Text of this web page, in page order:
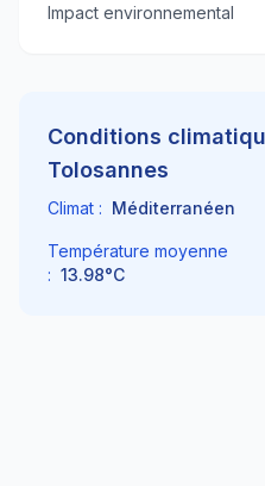
Impact environnemental
Conditions
Tolosannes
Climat : Méditerranéen
Température moyenne
: 13.98°C